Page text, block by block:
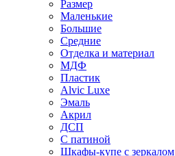
Размер
Маленькие
Большие
Средние
Отделка и материал
МДФ
Пластик
Alvic Luxe
Эмаль
Акрил
ДСП
С патиной
Шкафы-купе с зеркалом